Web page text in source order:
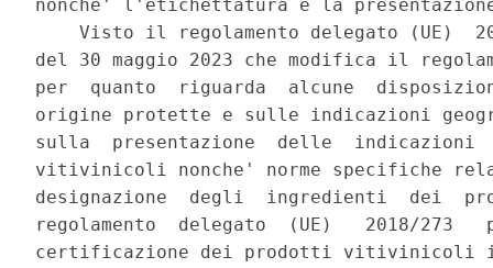
nonche' l'etichettatura e la
Visto il regolamento delegato (UE)
del 30 maggio 2023 che modifica il
per  quanto  riguarda  alcune
origine protette e sulle indicazioni
sulla  presentazione  delle
vitivinicoli nonche' norme specifiche
designazione  degli  ingredienti  dei
regolamento  delegato  (UE)   2018/
certificazione dei prodotti vitivinicoli